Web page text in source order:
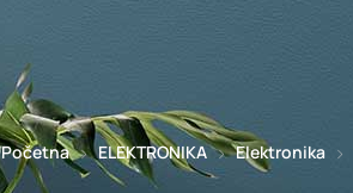
Početna ELEKTRONIKA Elektronika